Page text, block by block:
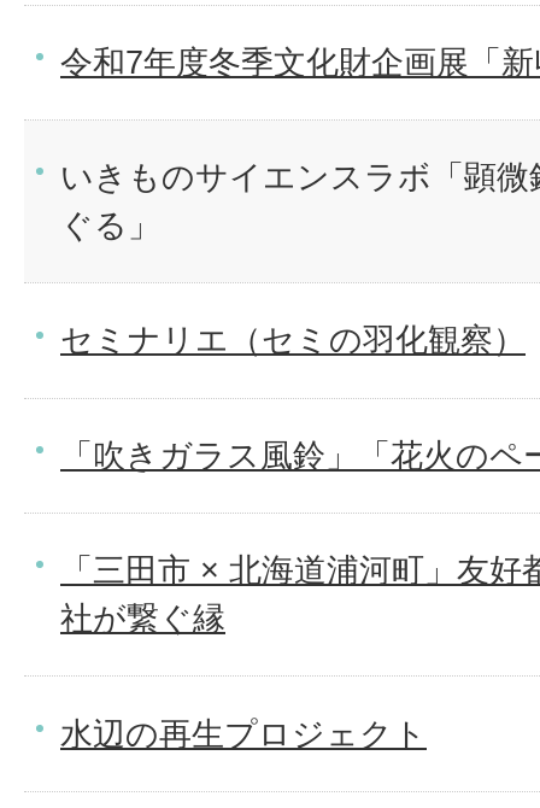
令和7年度冬季文化財企画展「
いきものサイエンスラボ「顕
ぐる」
セミナリエ（セミの羽化観察）
「吹きガラス風鈴」「花火の
「三田市 × 北海道浦河町」友
社が繋ぐ縁
水辺の再生プロジェクト